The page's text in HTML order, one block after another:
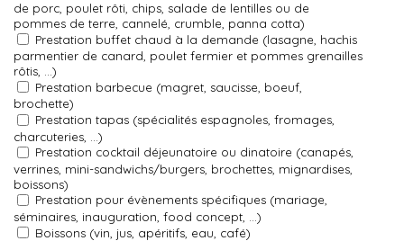
de porc, poulet rôti, chips, salade de lentilles ou de
pommes de terre, cannelé, crumble, panna cotta)
Prestation buffet chaud à la demande (lasagne, hachis
parmentier de canard, poulet fermier et pommes grenailles
rôtis, ...)
Prestation barbecue (magret, saucisse, boeuf,
brochette)
Prestation tapas (spécialités espagnoles, fromages,
charcuteries, ...)
Prestation cocktail déjeunatoire ou dinatoire (canapés,
verrines, mini-sandwichs/burgers, brochettes, mignardises,
boissons)
Prestation pour évènements spécifiques (mariage,
séminaires, inauguration, food concept, ...)
Boissons (vin, jus, apéritifs, eau, café)